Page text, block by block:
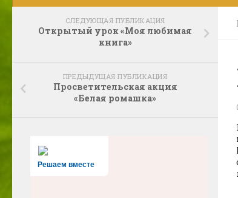
СЛЕДУЮЩАЯ ПУБЛИКАЦИЯ
Открытый урок «Моя любимая
книга»
ПРЕДЫДУЩАЯ ПУБЛИКАЦИЯ
Просветительская акция
«Белая ромашка»
Решаем вместе